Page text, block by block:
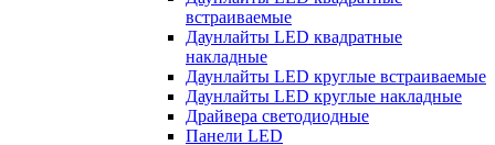
встраиваемые
Даунлайты LED квадратные
накладные
Даунлайты LED круглые встраиваемые
Даунлайты LED круглые накладные
Драйвера светодиодные
Панели LED